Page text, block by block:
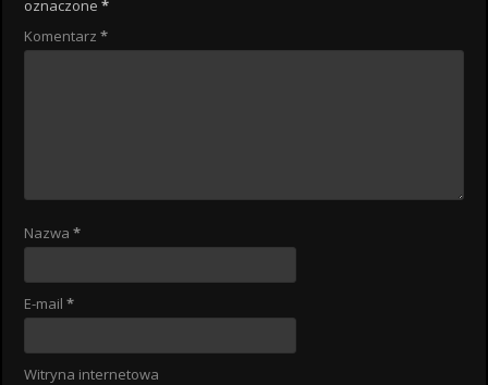
oznaczone*
Komentarz*
Nazwa*
E-mail*
Witryna internetowa